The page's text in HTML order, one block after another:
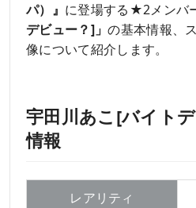
パ）』 に登場する★2メンバ
デビュー？]」の基本情報、
像について紹介します。
宇田川あこ[バイト
情報
レアリティ